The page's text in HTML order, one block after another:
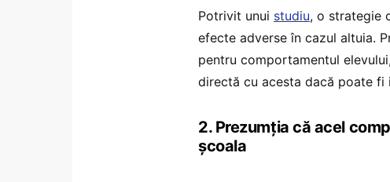
Potrivit unui studiu, o strategie
efecte adverse în cazul altuia.
pentru comportamentul
directă cu acesta dacă poate
2. Prezumția că acel
școala